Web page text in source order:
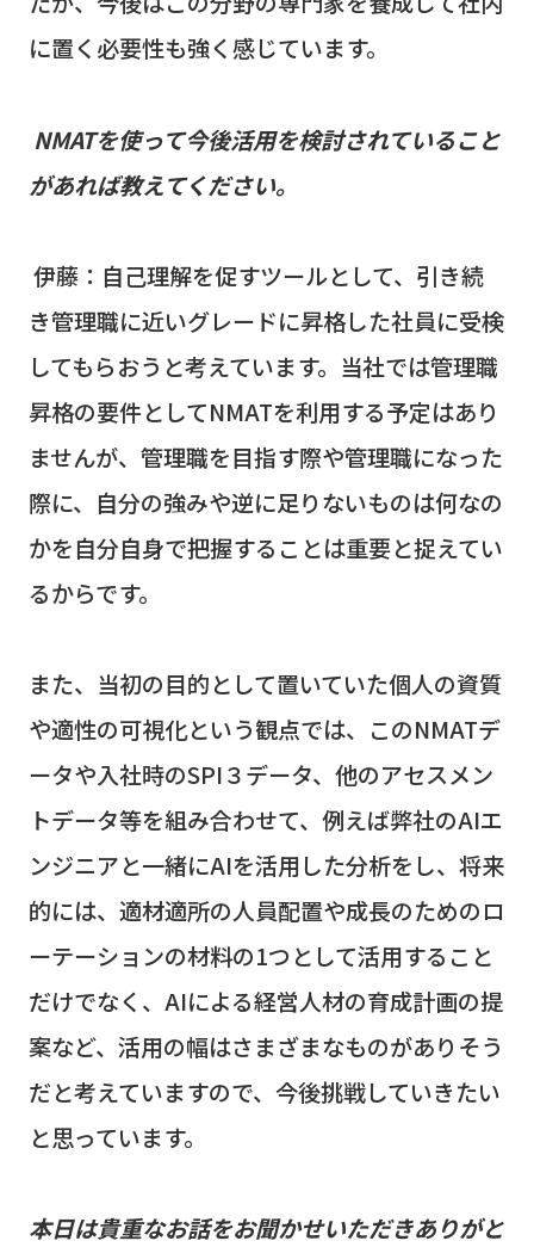
に置く必要性も強く感じています。
NMATを使って今後活用を検討されていること
があれば教えてください。
伊藤：自己理解を促すツールとして、引き続
き管理職に近いグレードに昇格した社員に受検
してもらおうと考えています。当社では管理職
昇格の要件としてNMATを利用する予定はあり
ませんが、管理職を目指す際や管理職になった
際に、自分の強みや逆に足りないものは何なの
かを自分自身で把握することは重要と捉えてい
るからです。
また、当初の目的として置いていた個人の資質
や適性の可視化という観点では、このNMATデ
ータや入社時のSPI３データ、他のアセスメン
トデータ等を組み合わせて、例えば弊社のAIエ
ンジニアと一緒にAIを活用した分析をし、将来
的には、適材適所の人員配置や成長のためのロ
ーテーションの材料の1つとして活用すること
だけでなく、 AIによる経営人材の育成計画の提
案など、活用の幅はさまざまなものがありそう
だと考えていますので、今後挑戦していきたい
と思っています。
本日は貴重なお話をお聞かせいただきありがと